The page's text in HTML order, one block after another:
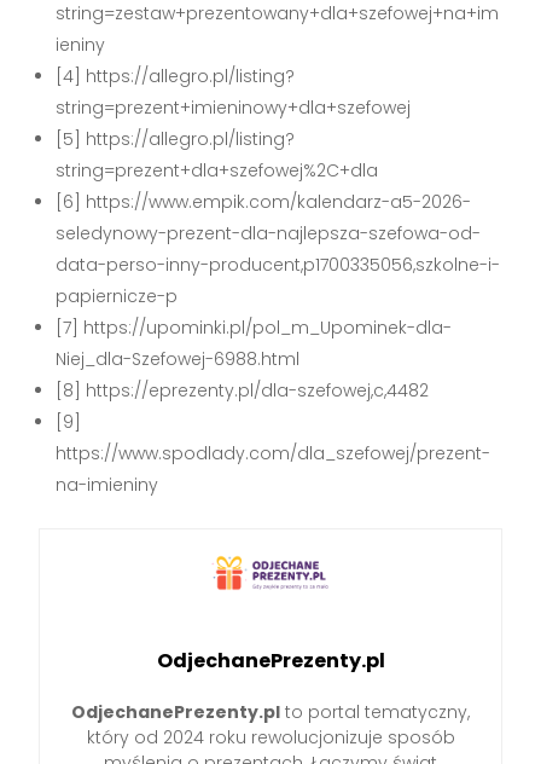
string=zestaw+prezentowany+dla+szefowej+na+im
ieniny
[4] https://allegro.pl/listing?
string=prezent+imieninowy+dla+szefowej
[5] https://allegro.pl/listing?
string=prezent+dla+szefowej%2C+dla
[6] https://www.empik.com/kalendarz-a5-2026-
seledynowy-prezent-dla-najlepsza-szefowa-od-
data-perso-inny-producent,p1700335056,szkolne-i-
papiernicze-p
[7] https://upominki.pl/pol_m_Upominek-dla-
Niej_dla-Szefowej-6988.html
[8] https://eprezenty.pl/dla-szefowej,c,4482
[9]
https://www.spodlady.com/dla_szefowej/prezent-
na-imieniny
OdjechanePrezenty.pl
OdjechanePrezenty.pl to portal tematyczny,
który od 2024 roku rewolucjonizuje sposób